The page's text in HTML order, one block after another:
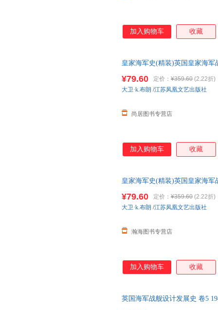
加入购物车 收藏
皇家海军史(精装)英国皇家海
¥79.60 定价： ¥359.60 (2.22折)
尚居图书专营店
大卫·k.布朗 /江苏凤凰文艺出版社
加入购物车 收藏
皇家海军史(精装)英国皇家海
¥79.60 定价： ¥359.60 (2.22折)
瀚海图书专营店
大卫·k.布朗 /江苏凤凰文艺出版社
加入购物车 收藏
英国海军战舰设计发展史 卷5